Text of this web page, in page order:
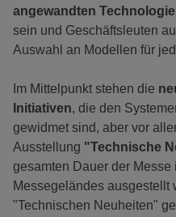
angewandten
sein und Geschäftsleuten
Auswahl an Modellen für
Im Mittelpunkt stehen die
Initiativen, die den
gewidmet sind, aber vor
Ausstellung "Technische
gesamten Dauer der
Messegeländes ausgestellt
"Technischen Neuheiten"